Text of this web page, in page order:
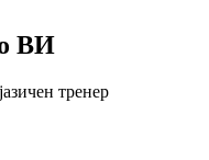
ВИ
тренер